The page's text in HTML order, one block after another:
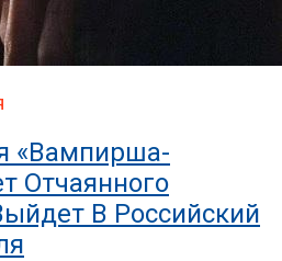
«Вампирша-
Отчаянного
В Российский